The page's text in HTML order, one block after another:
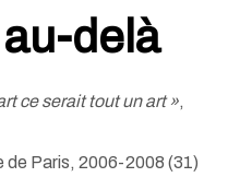
delà
ce serait tout un art »,
de Paris, 2006-2008 (31)